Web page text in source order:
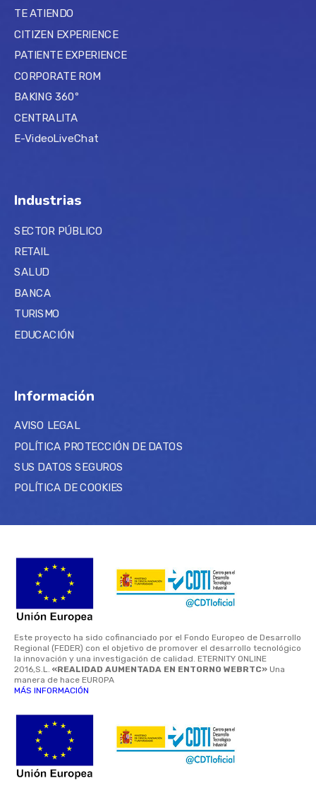
TE ATIENDO
CITIZEN EXPERIENCE
PATIENTE EXPERIENCE
CORPORATE ROM
BAKING 360º
CENTRALITA
E-VideoLiveChat
Industrias
SECTOR PÚBLICO
RETAIL
SALUD
BANCA
TURISMO
EDUCACIÓN
Información
AVISO LEGAL
POLÍTICA PROTECCIÓN DE DATOS
SUS DATOS SEGUROS
POLÍTICA DE COOKIES
Este proyecto ha sido cofinanciado por el Fondo Europeo de Desarrollo
Regional (FEDER) con el objetivo de promover el desarrollo tecnológico
la innovación y una investigación de calidad. ETERNITY ONLINE
2016,S.L. «REALIDAD AUMENTADA EN ENTORNO WEBRTC» Una
manera de hace EUROPA
MÁS INFORMACIÓN